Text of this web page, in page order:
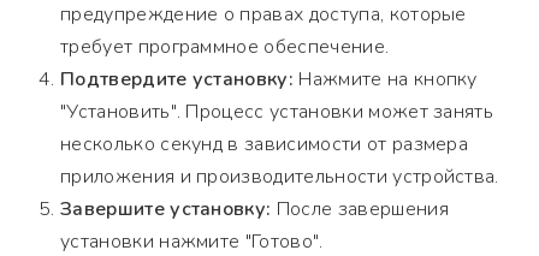
предупреждение о правах доступа, которые
требует программное обеспечение.
Подтвердите установку: Нажмите на кнопку
"Установить". Процесс установки может занять
несколько секунд в зависимости от размера
приложения и производительности устройства.
Завершите установку: После завершения
установки нажмите "Готово".